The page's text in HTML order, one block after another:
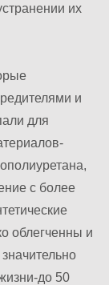
их
и
для
с более
облегченны и
до 50